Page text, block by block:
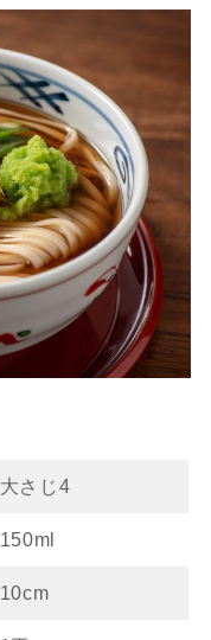
大さじ4
150ml
10cm